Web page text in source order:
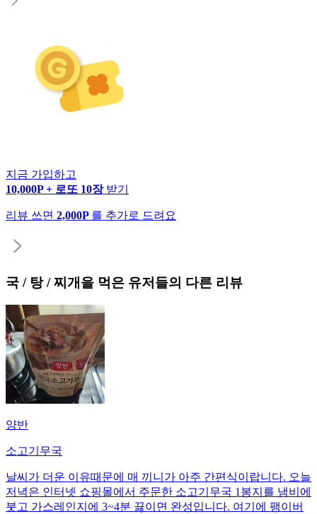
지금 가입하고
10,000P + 로또 10장 받기
리뷰 쓰면 2,000P 를 추가로 드려요
국 / 탕 / 찌개 을 먹은 유저들의 다른 리뷰
양반
소고기무국
날씨가 더운 이유때문에 매 끼니가 아주 간편식이랍니다. 오늘
저녁은 인터넷 쇼핑몰에서 주문한 소고기무국 1봉지를 냄비에
붓고 가스레인지에 3~4분 끓이면 완성입니다. 여기에 팽이버